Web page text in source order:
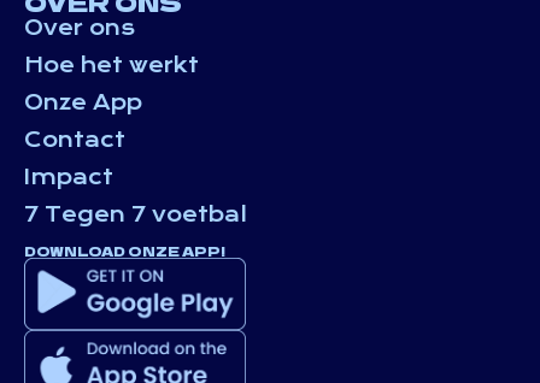
Over ons
Hoe het werkt
Onze App
Contact
Impact
7 Tegen 7 voetbal
DOWNLOAD ONZE APP!